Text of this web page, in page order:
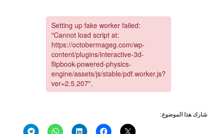
شارك هذا الموضوع: